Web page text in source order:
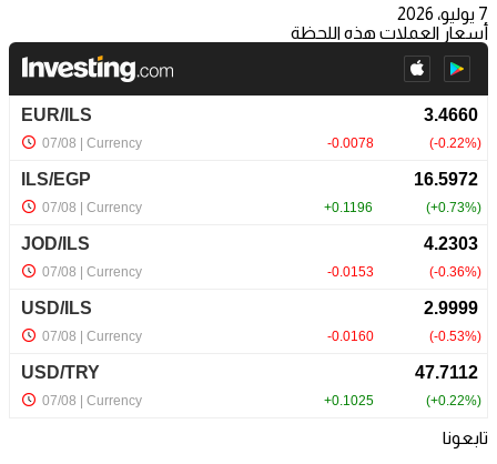
7 يوليو، 2026
أسعار العملات هذه اللحظة
تابعونا